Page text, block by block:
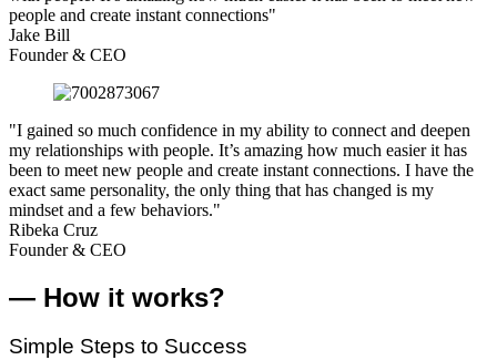
people and create instant connections"
Jake Bill
Founder & CEO
"I gained so much confidence in my ability to connect and deepen
my relationships with people. It’s amazing how much easier it has
been to meet new people and create instant connections. I have the
exact same personality, the only thing that has changed is my
mindset and a few behaviors."
Ribeka Cruz
Founder & CEO
— How it works?
Simple Steps to Success